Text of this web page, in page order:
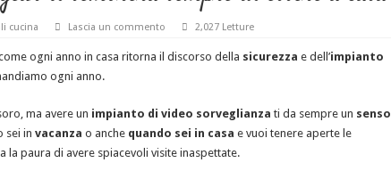
cucina Lascia un commento 2,027 Letture
come ogni anno in casa ritorna il discorso della sicurezza e dell’impianto
ogni anno.
ma avere un impianto di video sorveglianza ti da sempre un senso
sei in vacanza o anche quando sei in casa e vuoi tenere aperte le
la paura di avere spiacevoli visite inaspettate.